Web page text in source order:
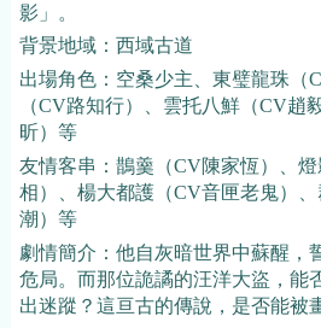
影」。
背景地域：西域古道
出場角色：空桑少主、東璧龍珠（
（CV路知行）、雲托八鮮（CV趙
昕）等
友情客串：鵲羹（CV陳家恆）、
相）、楊大都護（CV音匣老鬼）
潮）等
劇情簡介：他自灰暗世界中蘇醒，
危局。而那位詭譎的汪洋大盜，能
出迷蹤？這亘古的傳說，是否能被